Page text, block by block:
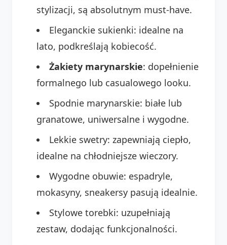
stylizacji, są absolutnym must-have.
Eleganckie sukienki: idealne na
lato, podkreślają kobiecość.
Żakiety marynarskie: dopełnienie
formalnego lub casualowego looku.
Spodnie marynarskie: białe lub
granatowe, uniwersalne i wygodne.
Lekkie swetry: zapewniają ciepło,
idealne na chłodniejsze wieczory.
Wygodne obuwie: espadryle,
mokasyny, sneakersy pasują idealnie.
Stylowe torebki: uzupełniają
zestaw, dodając funkcjonalności.